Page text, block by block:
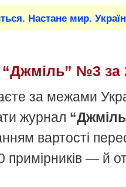
Настане мир.
№3 за
за межами
журнал
вартості
примірників — й